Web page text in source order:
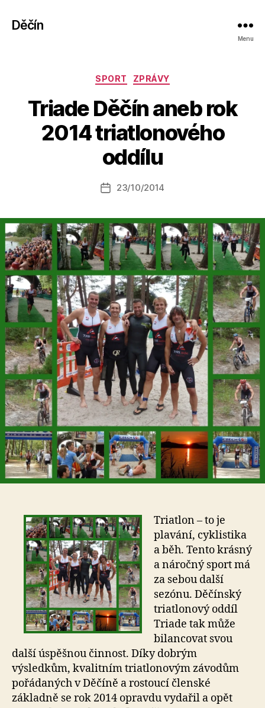
Děčín
Menu
Rubriky
SPORT ZPRÁVY
Triade Děčín aneb rok
2014 triatlonového
oddílu
Autor
příspěvku
u
o
a
s
o
Datum
23/10/2014
Triatlon – to je
plavání, cyklistika
a běh. Tento krásný
a náročný sport má
za sebou další
sezónu. Děčínský
triatlonový oddíl
Triade tak může
bilancovat svou
další úspěšnou činnost. Díky dobrým
výsledkům, kvalitním triatlonovým závodům
pořádaných v Děčíně a rostoucí členské
základně se rok 2014 opravdu vydařil a opět